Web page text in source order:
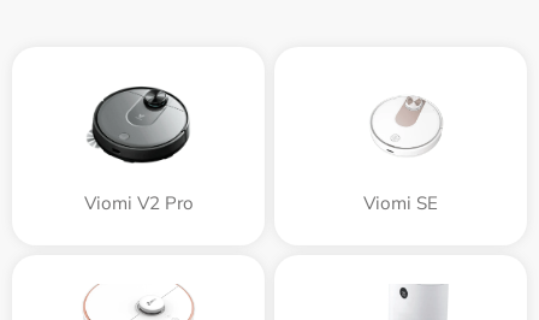
Viomi V2 Pro Viomi SE